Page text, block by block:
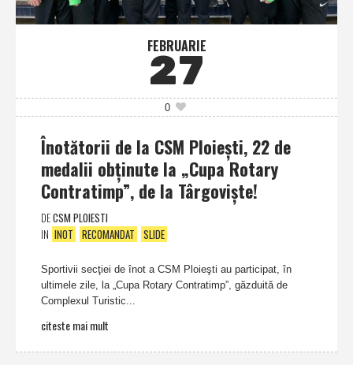
FEBRUARIE
27
0
Înotătorii de la CSM Ploieşti, 22 de
medalii obţinute la „Cupa Rotary
Contratimp”, de la Târgovişte!
DECSM PLOIESTI
IN INOT RECOMANDAT SLIDE
Sportivii secţiei de înot a CSM Ploieşti au participat, în
ultimele zile, la „Cupa Rotary Contratimp”, găzduită de
Complexul Turistic...
citeste mai mult